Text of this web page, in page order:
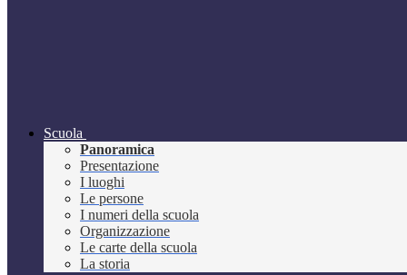
Scuola
Panoramica
Presentazione
I luoghi
Le persone
I numeri della scuola
Organizzazione
Le carte della scuola
La storia